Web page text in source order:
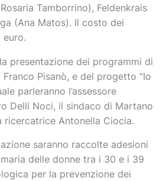
Tamborrino), Feldenkrais
(Ana Matos). Il costo dei
presentazione dei programmi di
Pisanò, e del progetto “Io
parleranno l’assessore
Delli Noci, il sindaco di Martano
ricercatrice Antonella Ciocia.
saranno raccolte adesioni
delle donne tra i 30 e i 39
per la prevenzione dei